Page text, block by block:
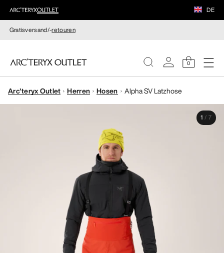
DE
Gratisversand/-retouren
0
DAMEN
Arc'teryx Outlet Herren Hosen Alpha SV Latzhose
1 / 7